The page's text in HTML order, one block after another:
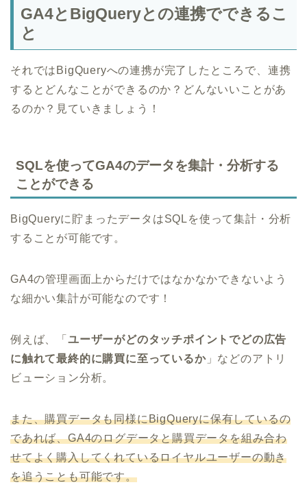
GA4とBigQueryとの連携でできるこ
と
それではBigQueryへの連携が完了したところで、連携
するとどんなことができるのか？どんないいことがあ
るのか？見ていきましょう！
SQLを使ってGA4のデータを集計・分析する
ことができる
BigQueryに貯まったデータはSQLを使って集計・分析
することが可能です。
GA4の管理画面上からだけではなかなかできないよう
な細かい集計が可能なのです！
例えば、「 ユーザーがどのタッチポイントでどの広告
に触れて最終的に購買に至っているか」などのアトリ
ビューション分析。
また、購買データも同様にBigQueryに保有しているの
であれば、GA4のログデータと購買データを組み合わ
せてよく購入してくれているロイヤルユーザーの動き
を追うことも可能です。